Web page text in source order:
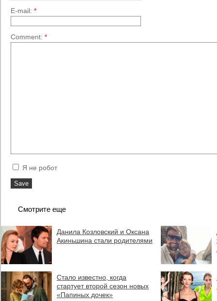
E-mail: *
Comment: *
Я не робот
Смотрите еще
Данила Козловский и Оксана
Акиньшина стали родителями
Стало известно, когда
стартует второй сезон новых
«Папиных дочек»